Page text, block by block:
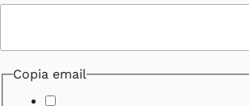
Copia email